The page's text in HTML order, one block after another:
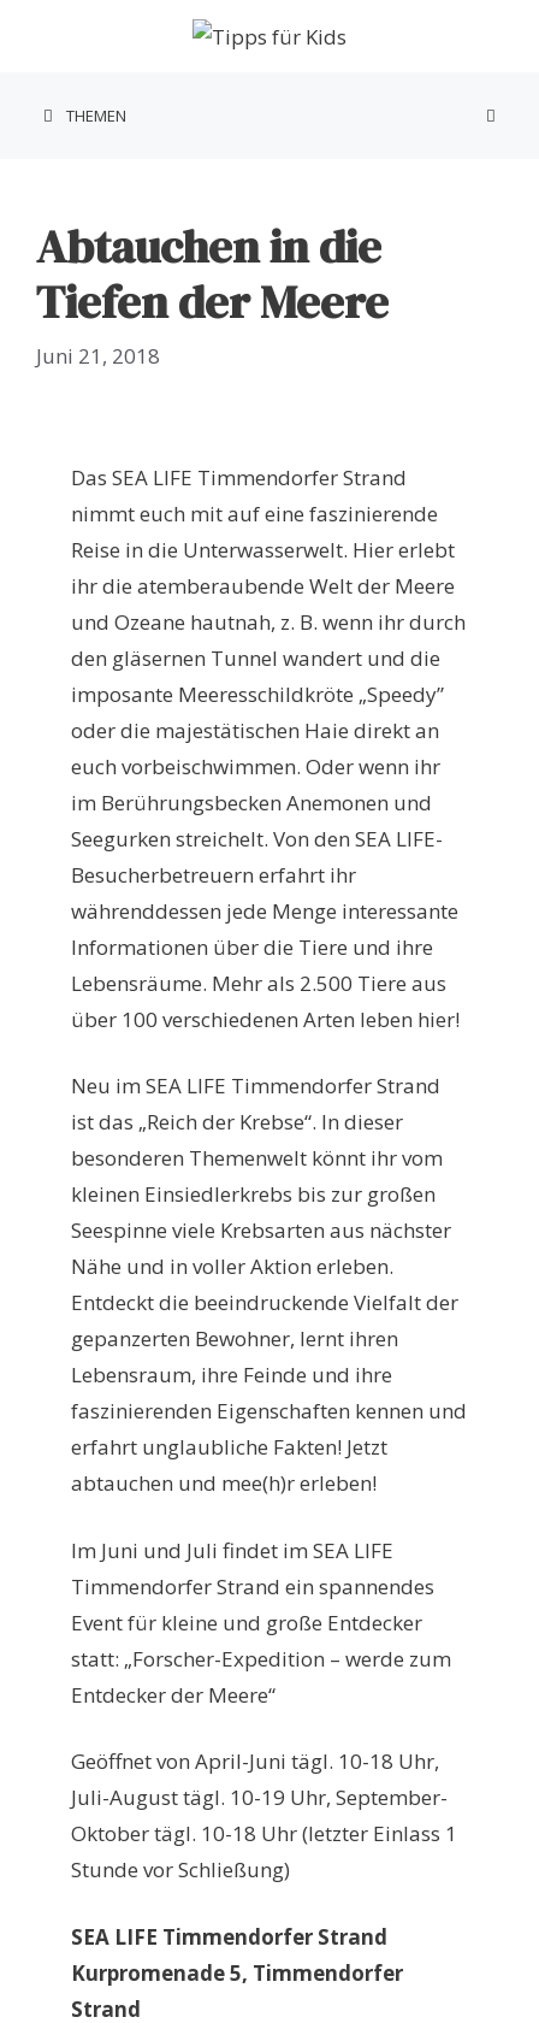
THEMEN
Abtauchen in die
Tiefen der Meere
Juni 21, 2018
Das SEA LIFE Timmendorfer Strand
nimmt euch mit auf eine faszinierende
Reise in die Unterwasserwelt. Hier erlebt
ihr die atemberaubende Welt der Meere
und Ozeane hautnah, z. B. wenn ihr durch
den gläsernen Tunnel wandert und die
imposante Meeresschildkröte „Speedy”
oder die majestätischen Haie direkt an
euch vorbeischwimmen. Oder wenn ihr
im Berührungsbecken Anemonen und
Seegurken streichelt. Von den SEA LIFE-
Besucherbetreuern erfahrt ihr
währenddessen jede Menge interessante
Informationen über die Tiere und ihre
Lebensräume. Mehr als 2.500 Tiere aus
über 100 verschiedenen Arten leben hier!
Neu im SEA LIFE Timmendorfer Strand
ist das „Reich der Krebse“. In dieser
besonderen Themenwelt könnt ihr vom
kleinen Einsiedlerkrebs bis zur großen
Seespinne viele Krebsarten aus nächster
Nähe und in voller Aktion erleben.
Entdeckt die beeindruckende Vielfalt der
gepanzerten Bewohner, lernt ihren
Lebensraum, ihre Feinde und ihre
faszinierenden Eigenschaften kennen und
erfahrt unglaubliche Fakten! Jetzt
abtauchen und mee(h)r erleben!
Im Juni und Juli findet im SEA LIFE
Timmendorfer Strand ein spannendes
Event für kleine und große Entdecker
statt: „Forscher-Expedition – werde zum
Entdecker der Meere“
Geöffnet von April-Juni tägl. 10-18 Uhr,
Juli-August tägl. 10-19 Uhr, September-
Oktober tägl. 10-18 Uhr (letzter Einlass 1
Stunde vor Schließung)
SEA LIFE Timmendorfer Strand
Kurpromenade 5, Timmendorfer
Strand